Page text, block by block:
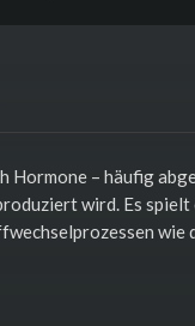
Hormone – häufig
wird. Es